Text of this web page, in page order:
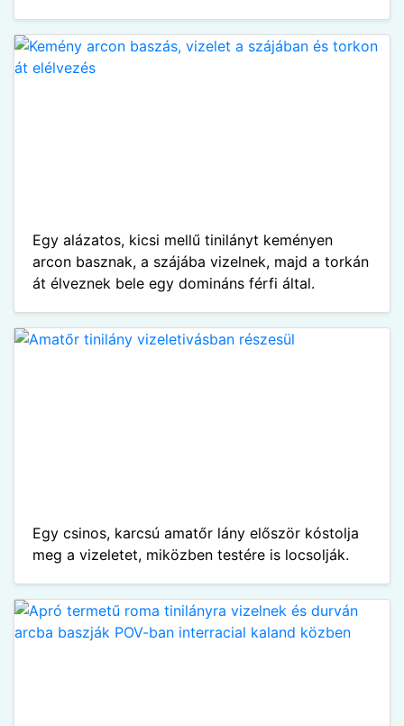
Egy alázatos, kicsi mellű tinilányt keményen
arcon basznak, a szájába vizelnek, majd a torkán
át élveznek bele egy domináns férfi által.
Egy csinos, karcsú amatőr lány először kóstolja
meg a vizeletet, miközben testére is locsolják.